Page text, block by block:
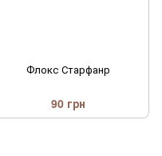
Флокс Старфанр
90 грн